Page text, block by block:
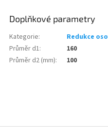
Doplňkové parametry
Kategorie:
Redukce
Průměr d1:
160
Průměr d2 (mm): 100